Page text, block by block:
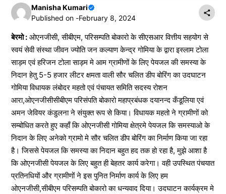
Manisha Kumari
Published on -February 8, 2024
बेरमो : ओएनजीसी, सीबीएम, परिसम्पति बोकारो के सीएसआर वित्तीय सहयोग से
स्वयं सेवी संस्था जीवन ज्योति जन कल्याण केन्द्र गोमिया के द्वारा इस्लाम टोला
साड़म एवं हरिजन टोला साड़म मे आम ग्रामीणों के लिए पेयजल की समस्या के
निदान हेतु 5-5 हजार लीटर क्षमता वाली सौर चलित डीप बोरिंग का उदघाटन
गोमिया विधायक लंबोदर महतो एवं पंचायत समिति सदस्य रोशन
आरा,ओएनजीसीसीबीएम परिसंपति बोकारो महाप्रबंधक दयानन्द कँडूलिया एवं
अमन जेवियर कंडुलना ने संयुक्त रूप से किया। विधायक महतो ने ग्रामीणों को
सम्बोधित करते हुए कहाँ कि ओएनजीसी गोमिया क्षेत्रमे पेयजल कि समस्याओ के
निदान के लिए अनेको ग्रामो मे सौर चलित डीप बोरिंग का निर्माण किया जा रहा
है। जिससे पेयजल कि समस्या का निदान बहुत हद तक हो रहा है, मुझे आशा है
कि ओएनजीसी पेयजल के लिए बहुत ही बेहतर कार्य करेगा। वही उपस्थित पंचयात
प्रतिनधियों और ग्रामीणों ने इस पुनित निर्माण कार्य के लिए हम
ओएनजीसी,सीबीएम परिसम्पति बोकारो का धन्यवाद दिया। उदघाटन कार्यक्रम मे